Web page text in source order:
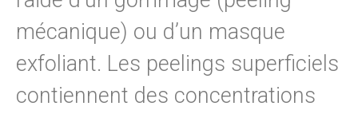
mécanique) ou d’un masque
exfoliant. Les peelings superficiels
contiennent des concentrations